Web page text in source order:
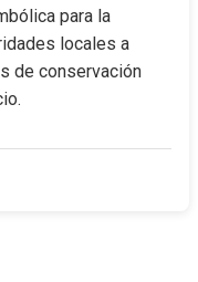
para la
locales a
de conservación